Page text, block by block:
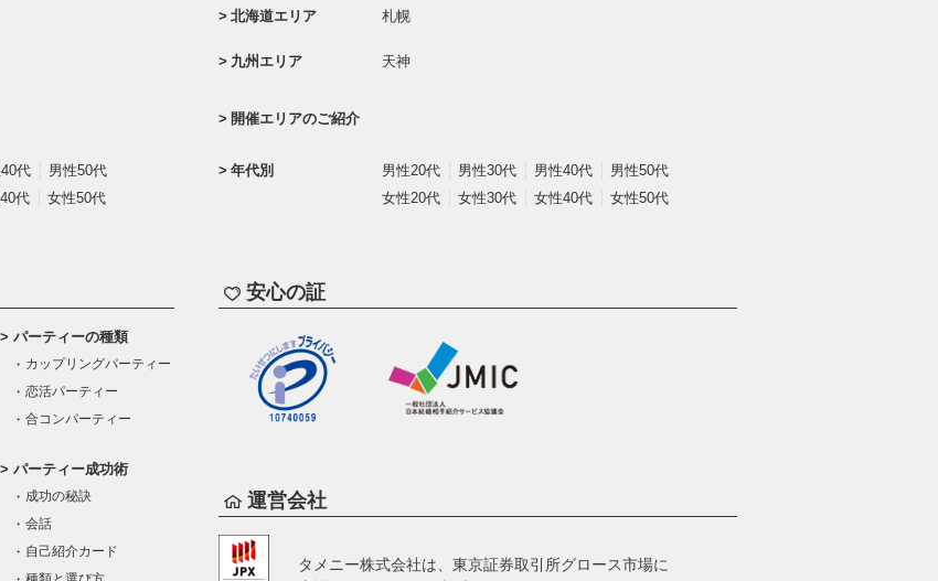
代
男性50代
代 女性50代
北海道エリア 札幌
九州エリア 天神
開催エリアのご紹介
年代別 男性20代 男性30代 男性40代
男性50代
女性20代
女性30代 女性40代 女性50代
パーティーの種類
カップリングパーティー
恋活パーティー
合コンパーティー
パーティー成功術
成功の秘訣
会話
自己紹介カード
安心の証
運営会社
タメニー株式会社は、 東京証券取引所グロース市場に